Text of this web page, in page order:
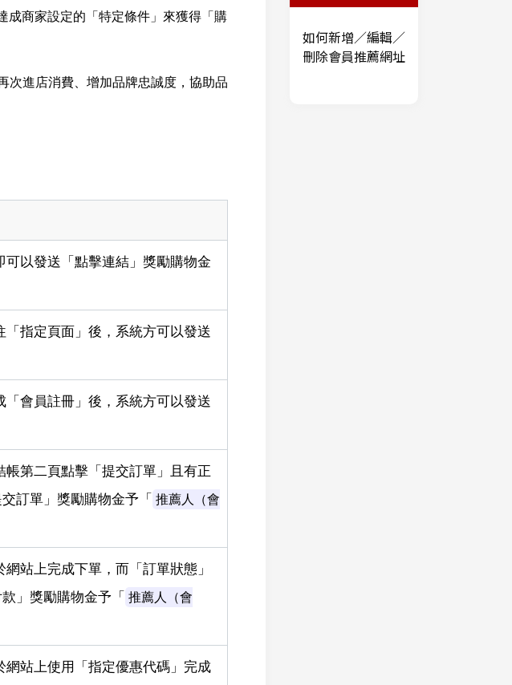
成商家設定的「特定條件」來獲得「購
次進店消費、增加品牌忠誠度，協助品
以發送「點擊連結」獎勵購物金
指定頁面」後，系統方可以發送
會員註冊」後，系統方可以發送
第二頁點擊「提交訂單」且有正
訂單」獎勵購物金予「 推薦人（會
站上完成下單，而「訂單狀態」
」獎勵購物金予「 推薦人（會
站上使用「指定優惠代碼」完成
如何新增／編輯／
刪除會員推薦網址